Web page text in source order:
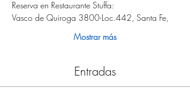
Reserva en Restaurante Stuffa:
Vasco de Quiroga 3800-Loc.442, Santa Fe,
Mostrar más
Entradas